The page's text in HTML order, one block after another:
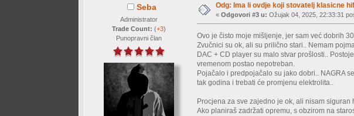
Seba
Administrator
Trade Count:(+3)
Punopravni član
Odg: Ima li ovdje koji stovatelj klasicne
«Odgovori #3 u: Ožujak 04, 2025, 22:33:31
Ovo je čisto moje mišljenje, jer sam već dobrih
Zvučnici su ok, ali su prilično stari.. Nemam
DAC + CD player su malo stvar prošlosti..
vremenom postao nepotreban.
Pojačalo i predpojačalo su jako dobri.. NAGRA
tak godina i trebati će promjenu elektrolita..
Procjena za sve zajedno je ok, ali nisam
Ako planiraš zadržati opremu, s obzirom na